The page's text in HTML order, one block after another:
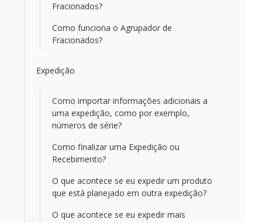
Fracionados?
Como funciona o Agrupador de
Fracionados?
Expedição
Como importar informações adicionais a
uma expedição, como por exemplo,
números de série?
Como finalizar uma Expedição ou
Recebimento?
O que acontece se eu expedir um produto
que está planejado em outra expedição?
O que acontece se eu expedir mais